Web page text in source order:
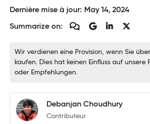
Dernière mise à jour: May 14, 2024
Summarize on:
Wir verdienen eine Provision, wenn Sie
kaufen. Dies hat keinen Einfluss auf unsere
oder Empfehlungen.
Debanjan Choudhury
Contributeur